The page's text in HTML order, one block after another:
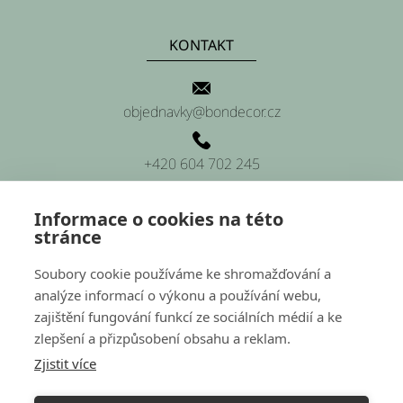
Informace o cookies na této
stránce
Soubory cookie používáme ke shromažďování a
analýze informací o výkonu a používání webu,
zajištění fungování funkcí ze sociálních médií a ke
zlepšení a přizpůsobení obsahu a reklam.
Zjistit více
KONTAKT
objednavky@bondecor.cz
+420 604 702 245
Platnéřská 88/9, Praha 1 (sídlo firmy)
Hluchov 157, 798 41 Hluchov (provozovna a sklady)